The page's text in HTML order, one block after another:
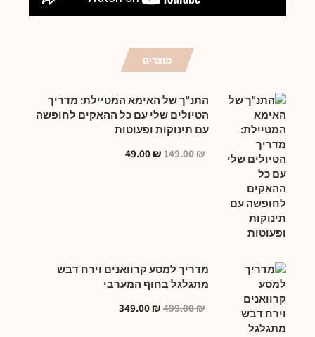
מוצרים
התנ"ך של האימא המטיילת: מדריך
הטיולים שלי עם כל ההאקים לחופשה
עם תינוקות ופעוטות
149.00₪
49.00 ₪
מדריך למסע קרוואנים וירח דבש
מתגלגל בחוף המערבי
499.00₪
349.00 ₪